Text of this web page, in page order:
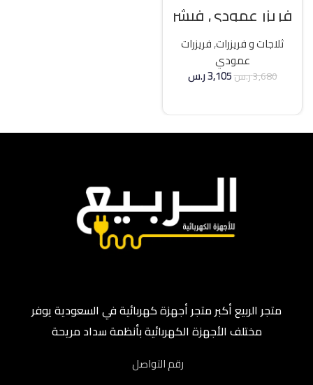
فريزر عمودي فيشر
21 قدم انفرتر – فضي
ثلاجات و فريزرات,فريزرات
عمودي
3,680ر.س3,105ر.س
متجر الربيع أكبر متجر أجهزة كهربائية في السعودية يوفر
مختلف الأجهزة الكهربائية بأنظمة سداد مريحة
رقم التواصل